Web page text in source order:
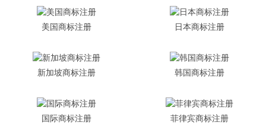
美国商标注册 日本商标注册
新加坡商标注册 韩国商标注册
国际商标注册 菲律宾商标注册